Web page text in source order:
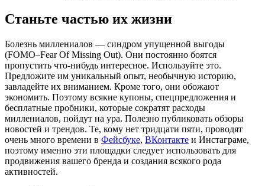
Станьте частью их жизни
Болезнь миллениалов — синдром упущенной выгоды
(FOMO–Fear Of Missing Out). Они постоянно боятся
пропустить что-нибудь интересное. Используйте это.
Предложите им уникальный опыт, необычную историю,
завладейте их вниманием. Кроме того, они обожают
экономить. Поэтому всякие купоны, спецпредложения и
бесплатные пробники, которые сократят расходы
миллениалов, пойдут на ура. Полезно публиковать обзоры
новостей и трендов. Те, кому нет тридцати пяти, проводят
очень много времени в Фейсбуке, ВКонтакте и Инстаграме,
поэтому именно эти площадки следует использовать для
продвижения вашего бренда и создания всякого рода
активностей.